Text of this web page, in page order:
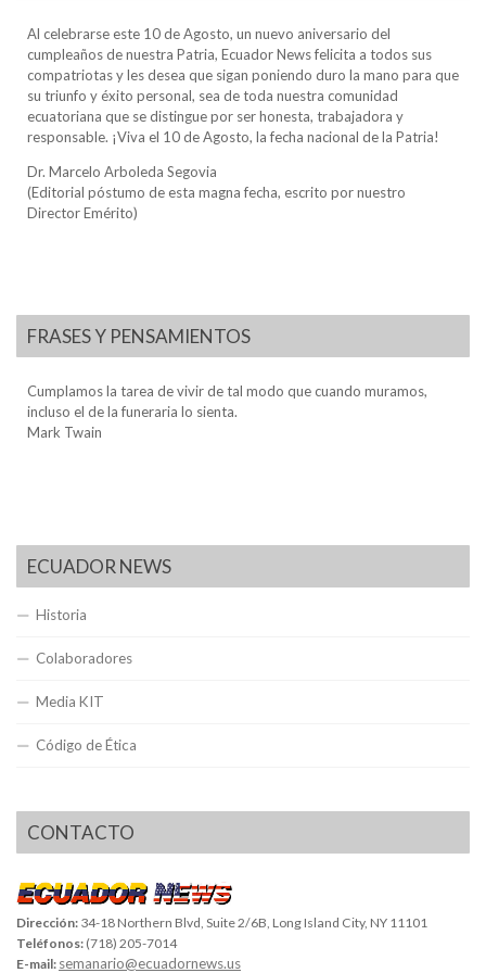
Al celebrarse este 10 de Agosto, un nuevo aniversario del
cumpleaños de nuestra Patria, Ecuador News felicita a todos sus
compatriotas y les desea que sigan poniendo duro la mano para que
su triunfo y éxito personal, sea de toda nuestra comunidad
ecuatoriana que se distingue por ser honesta, trabajadora y
responsable. ¡Viva el 10 de Agosto, la fecha nacional de la Patria!
Dr. Marcelo Arboleda Segovia
(Editorial póstumo de esta magna fecha, escrito por nuestro
Director Emérito)
FRASES Y PENSAMIENTOS
Cumplamos la tarea de vivir de tal modo que cuando muramos,
incluso el de la funeraria lo sienta.
Mark Twain
ECUADOR NEWS
Historia
Colaboradores
Media KIT
Código de Ética
CONTACTO
Dirección: 34-18 Northern Blvd, Suite 2/6B, Long Island City, NY 11101
Teléfonos: (718) 205-7014
E-mail: semanario@ecuadornews.us